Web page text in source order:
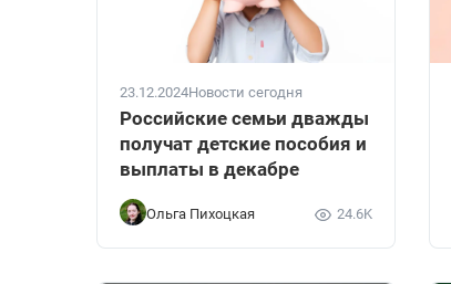
23.12.2024Новости сегодня
Российские семьи дважды
получат детские пособия и
выплаты в декабре
Ольга Пихоцкая 24.6K